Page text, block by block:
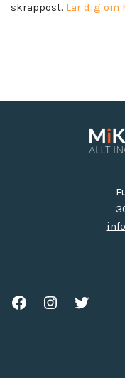
skräppost. Lär dig om